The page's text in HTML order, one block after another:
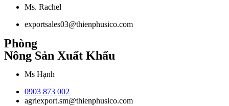
Ms. Rachel
exportsales03@thienphusico.com
Phòng
Nông Sản Xuất Khẩu
Ms Hạnh
0903 873 002
agriexport.sm@thienphusico.com